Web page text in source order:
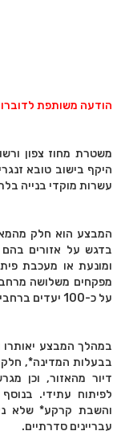
הודעה משותפת
משטרת מחוז צפון
היקף בישוב טובא
עשרות מוקדי בנייה
המבצע הוא חלק
בדגש על אזורים בהם
ומונעת או מעכבת
מפקחים משלושה
על כ-100 יעדים ברחבי הכפר.
במהלך המבצע יאותרו
בבעלות המדינה*, חלקם
דיור מהאזור, וכן
לפיתוח עתידי.
והשבת קרקע* שלא
עבריינים סדרתיים.